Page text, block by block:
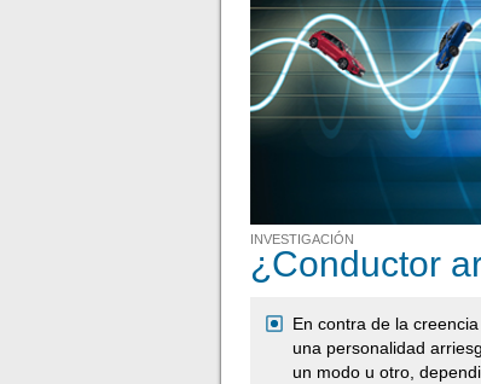
INVESTIGACIÓN
¿Conductor
En contra de la
una personalidad
un modo u otro,